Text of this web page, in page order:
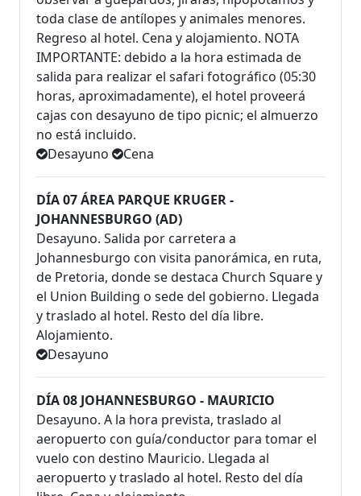
toda clase de antílopes y animales menores.
Regreso al hotel. Cena y alojamiento. NOTA
IMPORTANTE: debido a la hora estimada de
salida para realizar el safari fotográfico (05:30
horas, aproximadamente), el hotel proveerá
cajas con desayuno de tipo picnic; el almuerzo
no está incluido.
Desayuno
Cena
DÍA 07 ÁREA PARQUE KRUGER -
JOHANNESBURGO (AD)
Desayuno. Salida por carretera a
Johannesburgo con visita panorámica, en ruta,
de Pretoria, donde se destaca Church Square y
el Union Building o sede del gobierno. Llegada
y traslado al hotel. Resto del día libre.
Alojamiento.
Desayuno
DÍA 08 JOHANNESBURGO - MAURICIO
Desayuno. A la hora prevista, traslado al
aeropuerto con guía/conductor para tomar el
vuelo con destino Mauricio. Llegada al
aeropuerto y traslado al hotel. Resto del día